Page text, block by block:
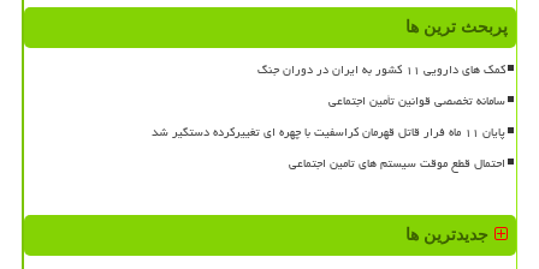
پربحث ترین ها
کمک های دارویی ۱۱ کشور به ایران در دوران جنگ
سامانه تخصصی قوانین تأمین اجتماعی
پایان ۱۱ ماه فرار قاتل قهرمان کراسفیت با چهره ای تغییرکرده دستگیر شد
احتمال قطع موقت سیستم های تامین اجتماعی
جدیدترین ها